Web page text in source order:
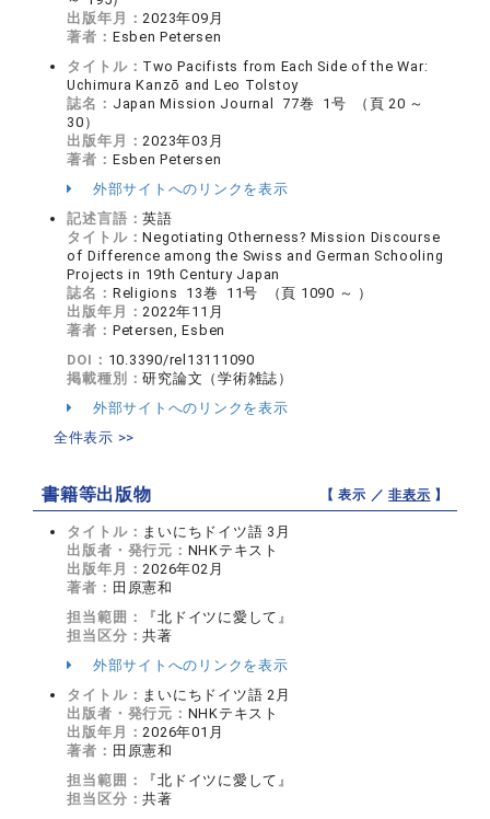
出版年月：2023年09月
著者： Esben Petersen
タイトル： Two Pacifists from Each Side of the War:
Uchimura Kanzō and Leo Tolstoy
誌名： Japan Mission Journal 77巻 1号 （頁 20 ～
30）
出版年月：2023年03月
著者： Esben Petersen
外部サイトへのリンクを表示
記述言語：英語
タイトル：Negotiating Otherness? Mission Discourse
of Difference among the Swiss and German Schooling
Projects in 19th Century Japan
誌名： Religions 13巻 11号 （頁 1090 ～ ）
出版年月：2022年11月
著者： Petersen, Esben
DOI： 10.3390/rel13111090
掲載種別：研究論文（学術雑誌）
外部サイトへのリンクを表示
全件表示 >>
書籍等出版物 【 表示 ／非表示 】
タイトル： まいにちドイツ語 3月
出版者・発行元： NHKテキスト
出版年月：2026年02月
著者： 田原憲和
担当範囲：
『北ドイツに愛して』
担当区分：共著
外部サイトへのリンクを表示
タイトル： まいにちドイツ語 2月
出版者・発行元： NHKテキスト
出版年月：2026年01月
著者： 田原憲和
担当範囲：
『北ドイツに愛して』
担当区分：共著